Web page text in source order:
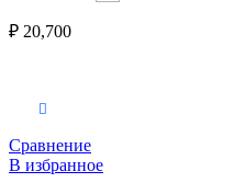
₽ 20,700
Сравнение
В избранное